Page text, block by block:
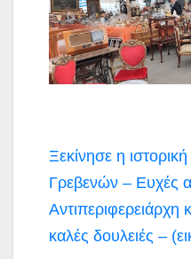
Πλοήγηση
άρθρων
Ξεκίνησε η
Γρεβενών – Ευχές
Αντιπεριφερειάρχη
καλές δουλειές –